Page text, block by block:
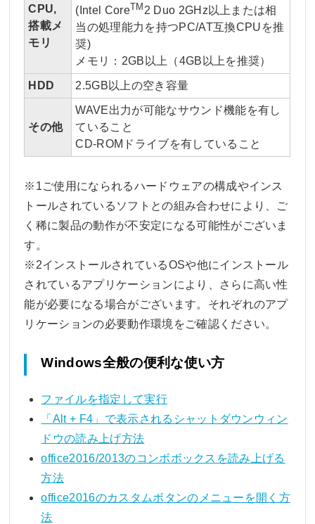
CPU,
搭載メ
モリ
(Intel CoreTM 2 Duo 2GHz以上または相
当の処理能力を持つPC/AT互換CPUを推
奨)
メモリ：2GB以上（4GB以上を推奨）
HDD 2.5GB以上の空き容量
その他
WAVE出力が可能なサウンド機能を有し
ていること
CD-ROMドライブを有していること
※1ご使用になられるハードウェアの構成やインス
トールされているソフトとの組み合わせにより、ご
く稀に製品の動作が不安定になる可能性がございま
す。
※2インストールされているOSや他にインストール
されているアプリケーションにより、さらに高い性
能が必要になる場合がございます。それぞれのアプ
リケーションの必要動作環境をご確認ください。
Windows全般の便利な使い方
ファイルを指定して実行
「Alt + F4」で表示されるシャットダウンウィン
ドウの読み上げ方法
office2016/2013のコンボボックスを読み上げる
方法
office2016のカスタムボタンのメニューを開く方
法